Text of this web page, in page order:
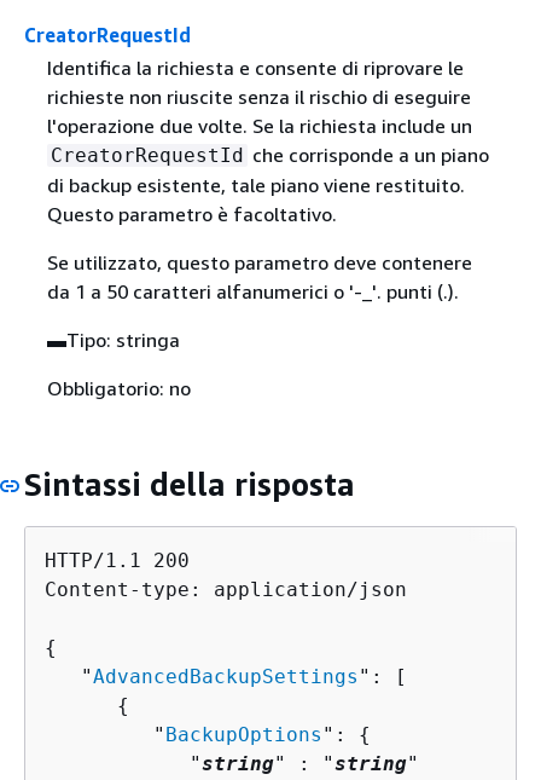
CreatorRequestId
Identifica la richiesta e consente di riprovare le
richieste non riuscite senza il rischio di eseguire
l'operazione due volte. Se la richiesta include un
CreatorRequestId che corrisponde a un piano
di backup esistente, tale piano viene restituito.
Questo parametro è facoltativo.
Se utilizzato, questo parametro deve contenere
da 1 a 50 caratteri alfanumerici o '-_'. punti (.).
▬Tipo: stringa
Obbligatorio: no
Sintassi della risposta
HTTP/1.1 200
Content-type: application/json
{
   "
AdvancedBackupSettings ": [
{
         "
BackupOptions ": {
            "
string" : "string"